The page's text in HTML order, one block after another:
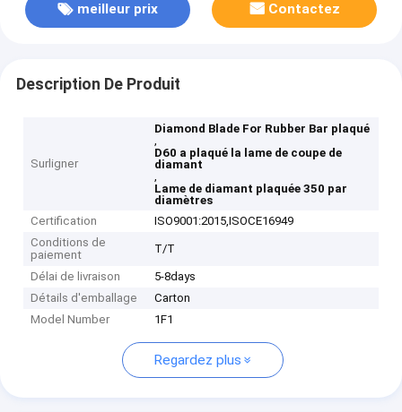
meilleur prix Contactez
Description De Produit
Surligner
Diamond Blade For Rubber Bar plaqué
,
D60 a plaqué la lame de coupe de
diamant
,
Lame de diamant plaquée 350 par
diamètres
Certification
ISO9001:2015,ISOCE16949
Conditions de
paiement
T/T
Délai de livraison
5-8days
Détails d'emballage
Carton
Model Number
1F1
Regardez plus